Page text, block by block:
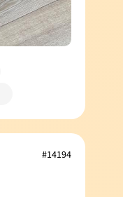
#14194